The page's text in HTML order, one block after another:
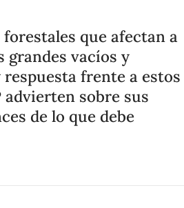
que afectan a
grandes vacíos y
frente a estos
sobre sus
de lo que debe